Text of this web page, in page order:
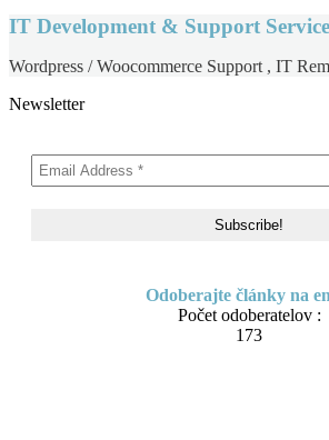
IT Development & Support
Wordpress / Woocommerce Support , IT
Newsletter
Odoberajte články na
Počet odoberatelov :
173